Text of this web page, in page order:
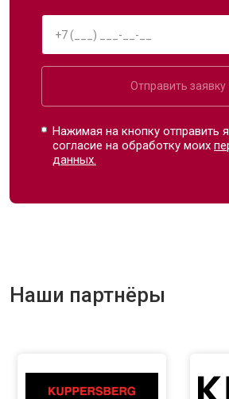
Отправить заявку
Нажимая на кнопку отправить
согласие на обработку моих
данных.
Наши партнёры